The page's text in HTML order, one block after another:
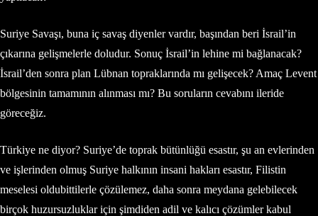
Suriye Savaşı, buna iç savaş diyenler vardır, başından beri İsrail’in
çıkarına gelişmelerle doludur. Sonuç İsrail’in lehine mi bağlanacak?
İsrail’den sonra plan Lübnan topraklarında mı gelişecek? Amaç Levent
bölgesinin tamamının alınması mı? Bu soruların cevabını ileride
göreceğiz.
Türkiye ne diyor? Suriye’de toprak bütünlüğü esastır, şu an evlerinden
ve işlerinden olmuş Suriye halkının insani hakları esastır, Filistin
meselesi oldubittilerle çözülemez, daha sonra meydana gelebilecek
birçok huzursuzluklar için şimdiden adil ve kalıcı çözümler kabul